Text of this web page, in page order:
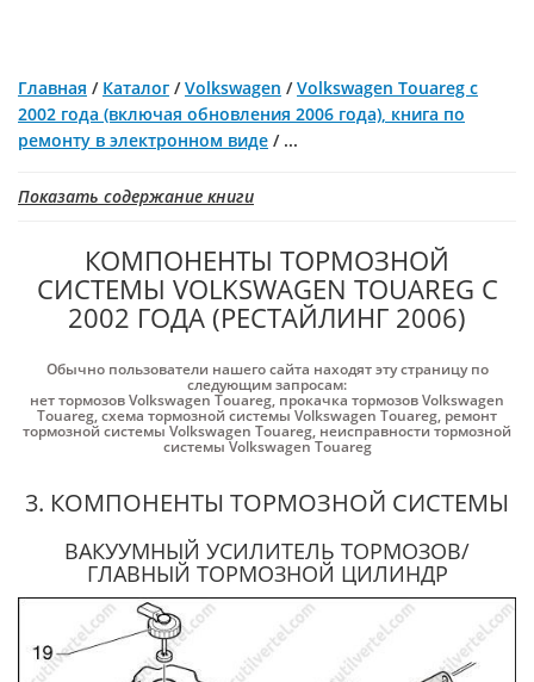
Главная / Каталог /Volkswagen /Volkswagen Touareg с
2002 года (включая обновления 2006 года), книга по
ремонту в электронном виде / ...
Показать содержание книги
КОМПОНЕНТЫ ТОРМОЗНОЙ
СИСТЕМЫ VOLKSWAGEN TOUAREG С
2002 ГОДА (РЕСТАЙЛИНГ 2006)
Обычно пользователи нашего сайта находят эту страницу по
следующим запросам:
нет тормозов Volkswagen Touareg, прокачка тормозов Volkswagen
Touareg,схема тормозной системы Volkswagen Touareg, ремонт
тормозной системы Volkswagen Touareg, неисправности тормозной
системы Volkswagen Touareg
3. КОМПОНЕНТЫ ТОРМОЗНОЙ СИСТЕМЫ
ВАКУУМНЫЙ УСИЛИТЕЛЬ ТОРМОЗОВ/
ГЛАВНЫЙ ТОРМОЗНОЙ ЦИЛИНДР